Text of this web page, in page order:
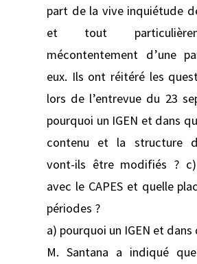
part de la vive inquiétude
et tout
mécontentement d’une
eux. Ils ont réitéré les
lors de l’entrevue du 23
pourquoi un IGEN et dans
contenu et la structure
vont-ils être modifiés ?
avec le CAPES et quelle
périodes ?
a) pourquoi un IGEN et dans
M. Santana a indiqué